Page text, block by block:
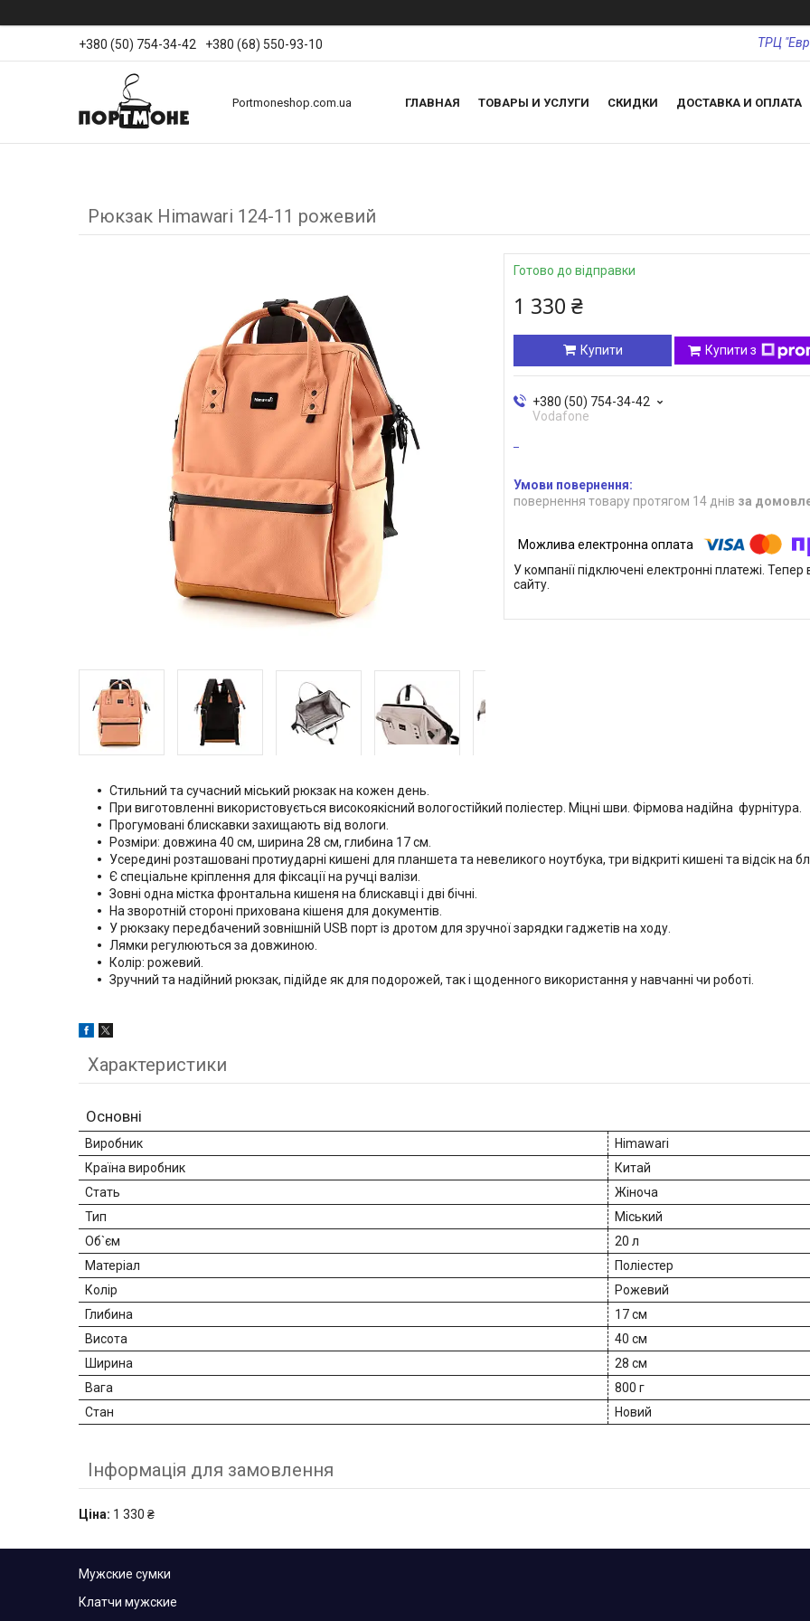
+380 (50) 754-34-42 +380 (68) 550-93-10 ТРЦ
Portmoneshop.com.ua ГЛАВНАЯ ТОВАРЫ И УСЛУГИ СКИДКИ ДОСТАВКА И ОПЛАТА
Рюкзак Himawari 124-11 рожевий
Готово до відправки
1 330 ₴
Купити Купити з
+380 (50) 754-34-42
Vodafone
повернення товару протягом 14 днів за
У компанії підключені електронні платежі.
сайту.
Стильний та сучасний міський рюкзак на кожен день.
При виготовленні використовується високоякісний вологостійкий поліестер. Міцні шви. Фірмова надійна фурнітура.
Прогумовані блискавки захищають від вологи.
Розміри: довжина 40 см, ширина 28 см, глибина 17 см.
Усередині розташовані протиударні кишені для планшета та невеликого ноутбука, три відкриті кишені та відсік на
Є спеціальне кріплення для фіксації на ручці валізи.
Зовні одна містка фронтальна кишеня на блискавці і дві бічні.
На зворотній стороні прихована кішеня для документів.
У рюкзаку передбачений зовнішній USB порт із дротом для зручної зарядки гаджетів на ходу.
Лямки регулюються за довжиною.
Колір: рожевий.
Зручний та надійний рюкзак, підійде як для подорожей, так і щоденного використання у навчанні чи роботі.
Характеристики
Основні
Виробник
Himawari
Країна виробник
Китай
Стать
Жіноча
Тип
Міський
Об`єм
20 л
Матеріал
Поліестер
Колір
Рожевий
Глибина
17 см
Висота
40 см
Ширина
28 см
Вага
800 г
Стан
Новий
Інформація для замовлення
Ціна: 1 330 ₴
Мужские сумки
Клатчи мужские